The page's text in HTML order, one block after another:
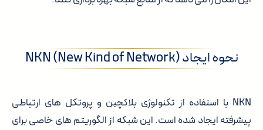
نحوه ایجاد NKN (New Kind of Network)
NKN با استفاده از تکنولوژی بلاکچین و پروتکل های ارتباطی
پیشرفته ایجاد شده است. این شبکه از الگوریتم های خاصی برای